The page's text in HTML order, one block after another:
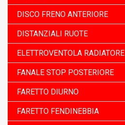
DISCO FRENO ANTERIORE
DISTANZIALI RUOTE
ELETTROVENTOLA RADIATORE
FANALE STOP POSTERIORE
FARETTO DIURNO
FARETTO FENDINEBBIA